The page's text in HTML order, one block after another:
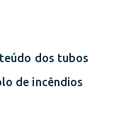
dos tubos
de incêndios